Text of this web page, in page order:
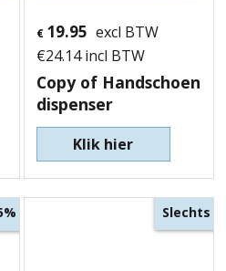
€ 19.95 excl BTW
€24.14 incl BTW
Copy of Handschoen
dispenser
Klik hier
Slechts